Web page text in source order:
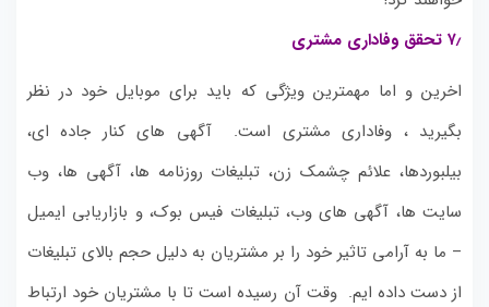
۷٫ تحقق وفاداری مشتر
ی
اخرین و اما مهمترین ویژگی که باید برای موبایل خود در نظر
بگیرید ، وفاداری مشتری است.
آگهی های کنار جاده ای،
بیلبوردها، علائم چشمک زن، تبلیغات روزنامه ها، آگهی ها، وب
سایت ها، آگهی های وب، تبلیغات فیس بوک، و بازاریابی ایمیل
– ما به آرامی تاثیر خود را بر مشتریان به دلیل حجم بالای تبلیغات
از دست داده ایم. وقت آن رسیده است تا با مشتریان خود ارتباط